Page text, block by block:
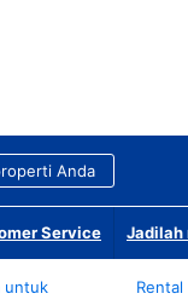
Anda
Service Jadilah
untuk